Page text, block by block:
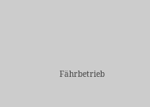
Fährbetrieb